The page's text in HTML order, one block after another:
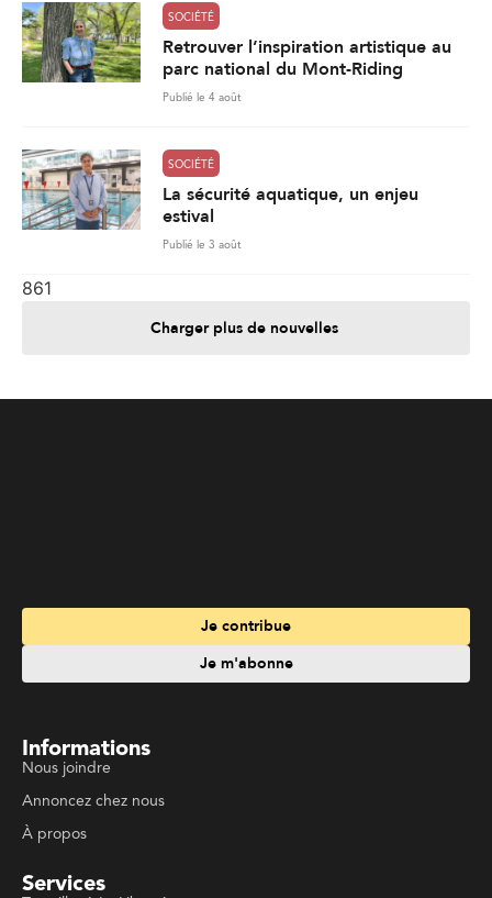
SOCIÉTÉ
Retrouver l’inspiration artistique au
parc national du Mont-Riding
Publié le 4 août
SOCIÉTÉ
La sécurité aquatique, un enjeu
estival
Publié le 3 août
861
Charger plus de nouvelles
Informations
Services
Travailler à La Liberté
Emplois en français